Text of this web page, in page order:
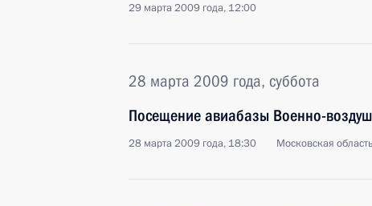
29 марта 2009 года, 12:00
28 марта 2009 года, суббота
Посещение авиабазы Военно-
28 марта 2009 года, 18:30 Московская область